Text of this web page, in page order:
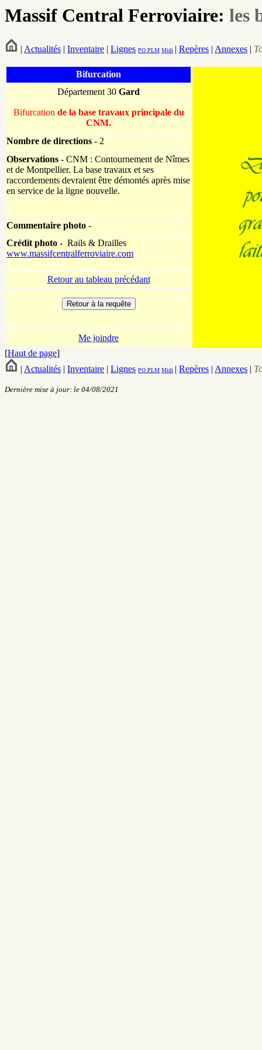
Massif Central Ferroviaire: les
| Actualités | Inventaire | Lignes PO PLM Midi | Repères | Annexes |
Bifurcation
Département 30 Gard
Bifurcation de la base travaux principale du
CNM.
Nombre de directions - 2
Observations - CNM : Contournement de Nîmes
et de Montpellier. La base travaux et ses
raccordements devraient être démontés après mise
en service de la ligne nouvelle.
Commentaire photo -
Crédit photo - Rails & Drailles
www.massifcentralferroviaire.com
Retour au tableau précédant
Me joindre
[Haut de page]
| Actualités | Inventaire | Lignes PO PLM Midi | Repères | Annexes |
Dernière mise à jour: le 04/08/2021